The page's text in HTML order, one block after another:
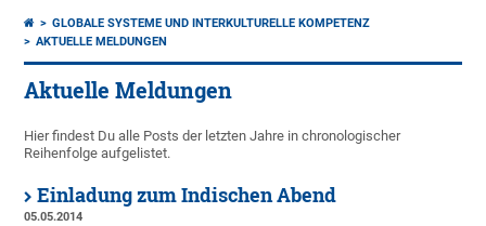
GLOBALE SYSTEME UND INTERKULTURELLE KOMPETENZ
AKTUELLE MELDUNGEN
Aktuelle Meldungen
Hier findest Du alle Posts der letzten Jahre in chronologischer
Reihenfolge aufgelistet.
Einladung zum Indischen Abend
05.05.2014